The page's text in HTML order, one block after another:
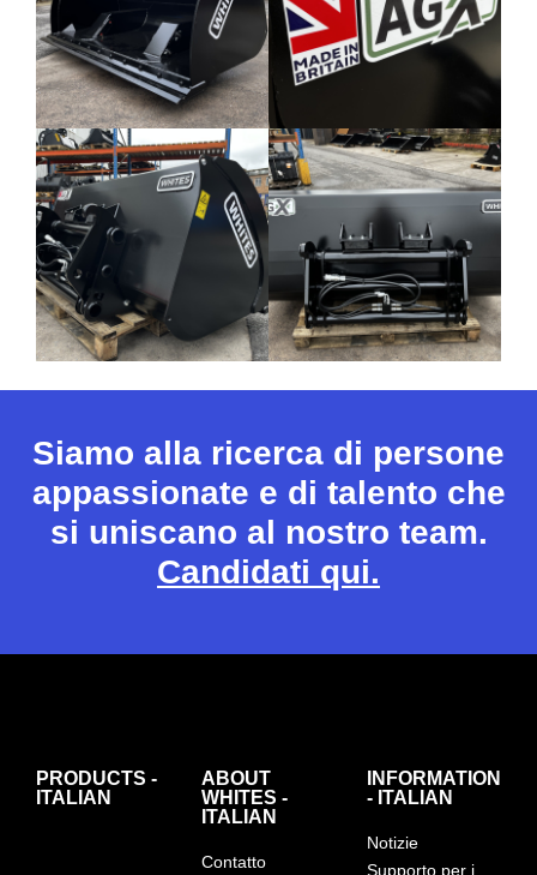
Siamo alla ricerca di persone
appassionate e di talento che
si uniscano al nostro team.
Candidati qui.
PRODUCTS -
ITALIAN
ABOUT
WHITES -
ITALIAN
Contatto
INFORMATION
- ITALIAN
Notizie
Supporto per i